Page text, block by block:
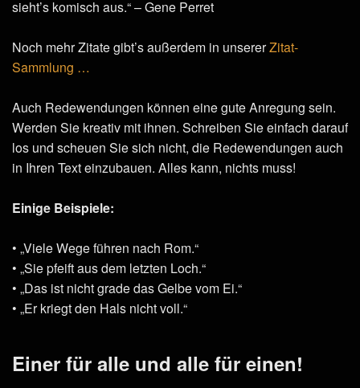
sieht’s komisch aus.“ – Gene Perret
Noch mehr Zitate gibt’s außerdem in unsererZitat-
Sammlung …
Auch Redewendungen können eine gute Anregung sein.
Werden Sie kreativ mit ihnen. Schreiben Sie einfach darauf
los und scheuen Sie sich nicht, die Redewendungen auch
in Ihren Text einzubauen. Alles kann, nichts muss!
Einige Beispiele:
• „Viele Wege führen nach Rom.“
• „Sie pfeift aus dem letzten Loch.“
• „Das ist nicht grade das Gelbe vom Ei.“
• „Er kriegt den Hals nicht voll.“
Einer für alle und alle für einen!